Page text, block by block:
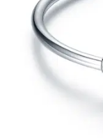
semipretioase
Bijuterii argint
Bijuterii argint cu
materiale
Bijuterii argint cu
Bijuterii de Lux
Bijuterii gotice si
Bijuterii Handmade
Bijuterii fantezie
Casete si cutii de